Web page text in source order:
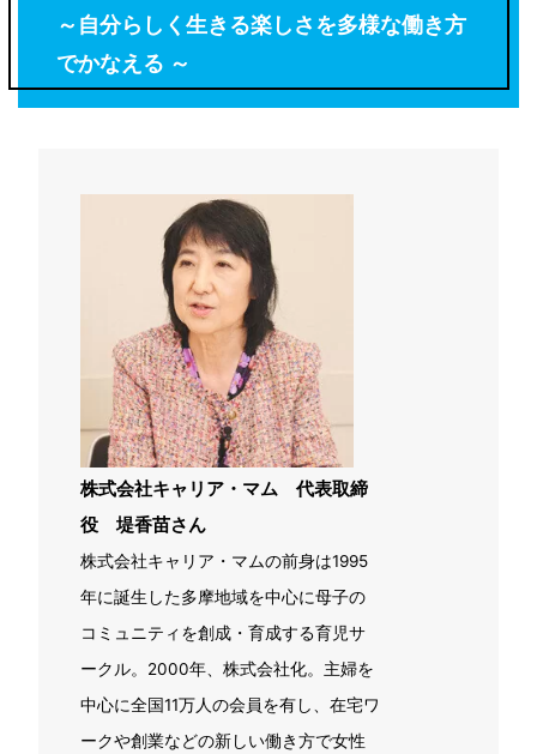
～自分らしく生きる楽しさを多様な働き方
でかなえる ～
株式会社キャリア・マム 代表取締
役 堤香苗さん
株式会社キャリア・マムの前身は1995
年に誕生した多摩地域を中心に母子の
コミュニティを創成・育成する育児サ
ークル。2000年、株式会社化。主婦を
中心に全国11万人の会員を有し、在宅ワ
ークや創業などの新しい働き方で女性